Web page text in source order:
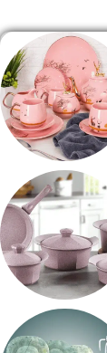
شاي بالجاتوه
حلل جرانيت